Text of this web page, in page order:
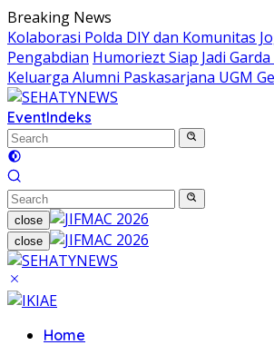
Skip
to
content
Breaking News
Kolaborasi Polda DIY dan Komunitas
Pengabdian Humoriezt Siap Jadi
Keluarga Alumni Paskasarjana UGM
EventIndeks
close
close
Home